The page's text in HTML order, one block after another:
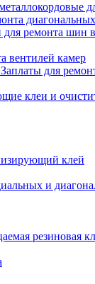
ремонта шин
вентилей камер
Заплаты для
клеи и
клей
и
резиновая